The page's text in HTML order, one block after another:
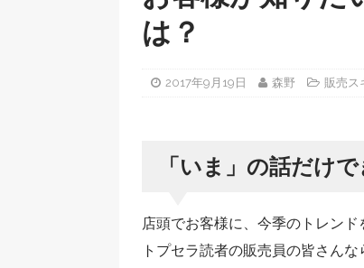
は？
2017年9月19日 森野 販売ス
「いま」の話だけ
店頭でお客様に、今季のトレンド
トプセラ読者の販売員の皆さん